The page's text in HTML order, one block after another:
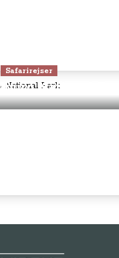
Safarirejser
National Park